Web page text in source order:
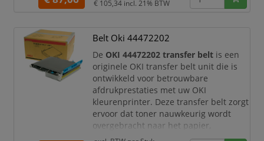
zodat documenten snel, efficiënt en
De BU-320CL speelt een belangrijke rol
zorgt ervoor dat t
€ 105,34 incl. 21% BTW
Belt Oki 44472202
De OKI 44472202 transfer belt is een
originele OKI transfer belt unit die is
ontwikkeld voor betrouwbare
afdrukprestaties met uw OKI
kleurenprinter. Deze transfer belt zorgt
ervoor dat toner nauwkeurig wordt
overgebracht naar het papier,
waardoor tekst, afbeeldingen, grafieken